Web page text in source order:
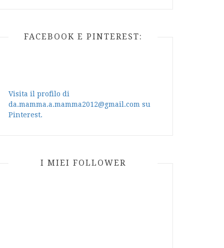
FACEBOOK E PINTEREST:
Visita il profilo di
da.mamma.a.mamma2012@gmail.com su
Pinterest.
I MIEI FOLLOWER